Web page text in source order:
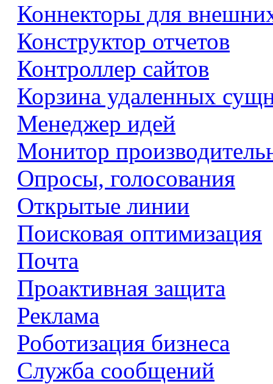
Коннекторы для
Конструктор отчетов
Контроллер сайтов
Корзина удаленных
Менеджер идей
Монитор
Опросы, голосования
Открытые линии
Поисковая оптимизация
Почта
Проактивная защита
Реклама
Роботизация бизнеса
Служба сообщений